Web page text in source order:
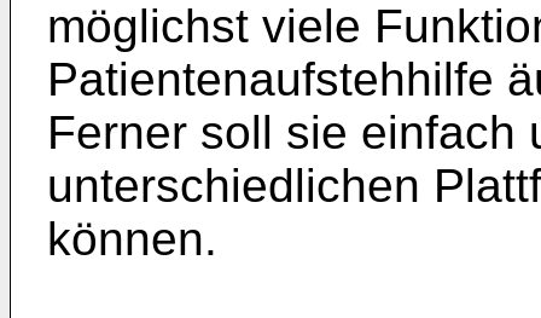
möglichst viele
Patientenaufstehhilfe
Ferner soll sie einfach
unterschiedlichen
können.